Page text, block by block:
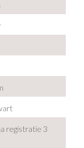
registratie 3